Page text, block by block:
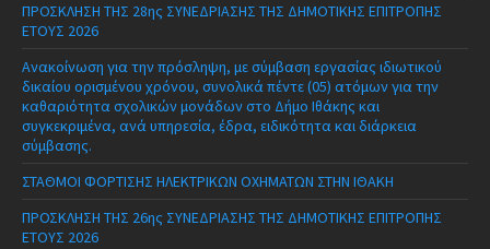
ΠΡΟΣΚΛΗΣΗ ΤΗΣ 28ης ΣΥΝΕΔΡΙΑΣΗΣ ΤΗΣ ΔΗΜΟΤΙΚΗΣ ΕΠΙΤΡΟΠΗΣ
ΕΤΟΥΣ 2026
Ανακοίνωση για την πρόσληψη, με σύμβαση εργασίας ιδιωτικού
δικαίου ορισμένου χρόνου, συνολικά πέντε (05) ατόμων για την
καθαριότητα σχολικών μονάδων στο Δήμο Ιθάκης και
συγκεκριμένα, ανά υπηρεσία, έδρα, ειδικότητα και διάρκεια
σύμβασης.
ΣΤΑΘΜΟΙ ΦΟΡΤΙΣΗΣ ΗΛΕΚΤΡΙΚΩΝ ΟΧΗΜΑΤΩΝ ΣΤΗΝ ΙΘΑΚΗ
ΠΡΟΣΚΛΗΣΗ ΤΗΣ 26ης ΣΥΝΕΔΡΙΑΣΗΣ ΤΗΣ ΔΗΜΟΤΙΚΗΣ ΕΠΙΤΡΟΠΗΣ
ΕΤΟΥΣ 2026